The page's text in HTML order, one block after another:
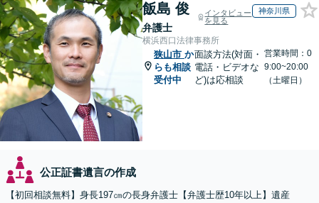
飯島 俊
弁護士
インタビュー
を見る
神奈川県
横浜西口法律事務所
狭山市 か
らも相談
受付中
面談方法(対面・
電話・ビデオな
ど)は応相談
営業時間：0
9:00~20:00
（土曜日）
公正証書遺言の作成
【初回相談無料】身長197㎝の長身弁護士【弁護士歴10年以上】遺産